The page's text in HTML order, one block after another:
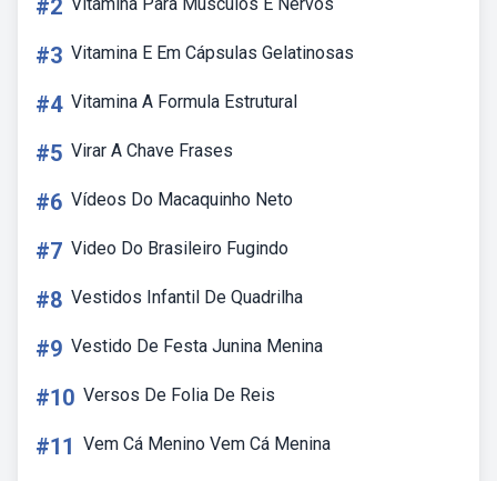
#2
#3 Vitamina E Em Cápsulas Gelatinosas
#4 Vitamina A Formula Estrutural
#5 Virar A Chave Frases
#6 Vídeos Do Macaquinho Neto
#7 Video Do Brasileiro Fugindo
#8 Vestidos Infantil De Quadrilha
#9 Vestido De Festa Junina Menina
#10 Versos De Folia De Reis
#11 Vem Cá Menino Vem Cá Menina